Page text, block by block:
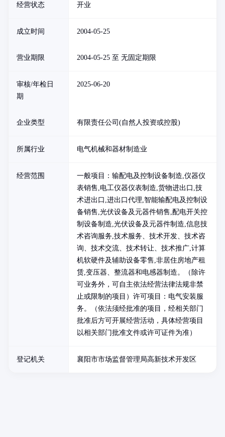
经营状态 开业
成立时间 2004-05-25
营业期限 2004-05-25 至 无固定期限
审核/年检日
期
2025-06-20
企业类型 有限责任公司(自然人投资或控股)
所属行业 电气机械和器材制造业
经营范围
一般项目：输配电及控制设备制造,仪器仪
表销售,电工仪器仪表制造,货物进出口,技
术进出口,进出口代理,智能输配电及控制设
备销售,光伏设备及元器件销售,配电开关控
制设备制造,光伏设备及元器件制造,信息技
术咨询服务,技术服务、技术开发、技术咨
询、技术交流、技术转让、技术推广,计算
机软硬件及辅助设备零售,非居住房地产租
赁,变压器、整流器和电感器制造。（除许
可业务外，可自主依法经营法律法规非禁
止或限制的项目）许可项目：电气安装服
务。（依法须经批准的项目，经相关部门
批准后方可开展经营活动，具体经营项目
以相关部门批准文件或许可证件为准）
登记机关 襄阳市市场监督管理局高新技术开发区